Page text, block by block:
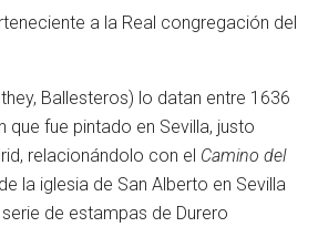
a la Real congregación del
Ballesteros) lo datan entre 1636
que fue pintado en Sevilla, justo
relacionándolo con el Camino del
la iglesia de San Alberto en Sevilla
de estampas de Durero